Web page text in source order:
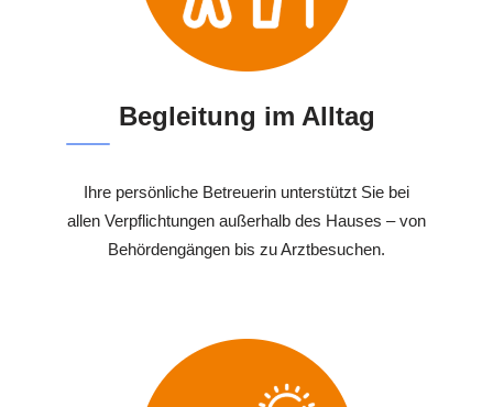
Begleitung im Alltag
Ihre persönliche Betreuerin unterstützt Sie bei
allen Verpflichtungen außerhalb des Hauses – von
Behördengängen bis zu Arztbesuchen.